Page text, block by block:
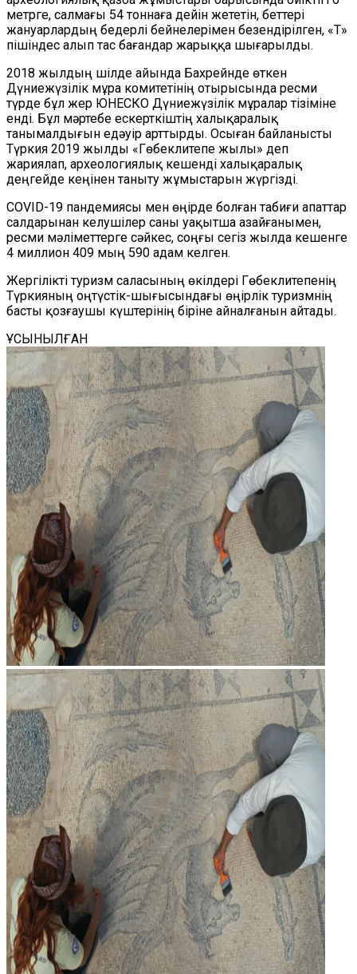
метрге, салмағы 54 тоннаға дейін жететін, беттері
жануарлардың бедерлі бейнелерімен безендірілген, «Т»
пішіндес алып тас бағандар жарыққа шығарылды.
2018 жылдың шілде айында Бахрейнде өткен
Дүниежүзілік мұра комитетінің отырысында ресми
түрде бұл жер ЮНЕСКО Дүниежүзілік мұралар тізіміне
енді. Бұл мәртебе ескерткіштің халықаралық
танымалдығын едәуір арттырды. Осыған байланысты
Түркия 2019 жылды «Гөбеклитепе жылы» деп
жариялап, археологиялық кешенді халықаралық
деңгейде кеңінен таныту жұмыстарын жүргізді.
COVID-19 пандемиясы мен өңірде болған табиғи апаттар
салдарынан келушілер саны уақытша азайғанымен,
ресми мәліметтерге сәйкес, соңғы сегіз жылда кешенге
4 миллион 409 мың 590 адам келген.
Жергілікті туризм саласының өкілдері Гөбеклитепенің
Түркияның оңтүстік-шығысындағы өңірлік туризмнің
басты қозғаушы күштерінің біріне айналғанын айтады.
ҰСЫНЫЛҒАН